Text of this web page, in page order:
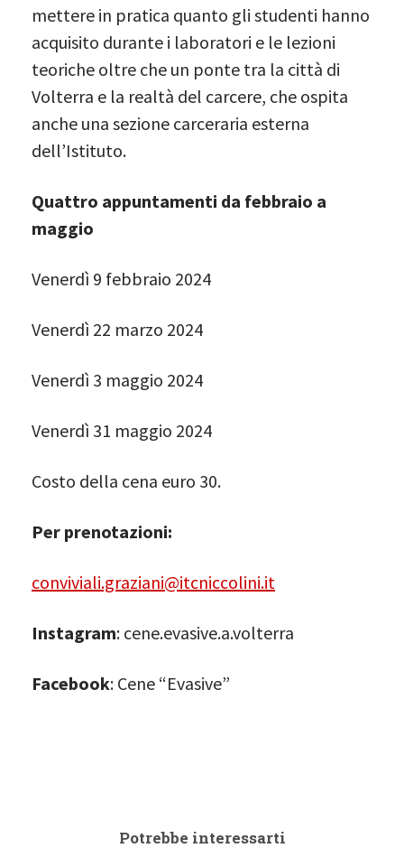
mettere in pratica quanto gli studenti hanno
acquisito durante i laboratori e le lezioni
teoriche oltre che un ponte tra la città di
Volterra e la realtà del carcere, che ospita
anche una sezione carceraria esterna
dell’Istituto.
Quattro appuntamenti da febbraio a
maggio
Venerdì 9 febbraio 2024
Venerdì 22 marzo 2024
Venerdì 3 maggio 2024
Venerdì 31 maggio 2024
Costo della cena euro 30.
Per prenotazioni:
conviviali.graziani@itcniccolini.it
Instagram: cene.evasive.a.volterra
Facebook: Cene “Evasive”
Potrebbe interessarti